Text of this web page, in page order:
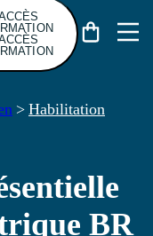
> Habilitation
BR